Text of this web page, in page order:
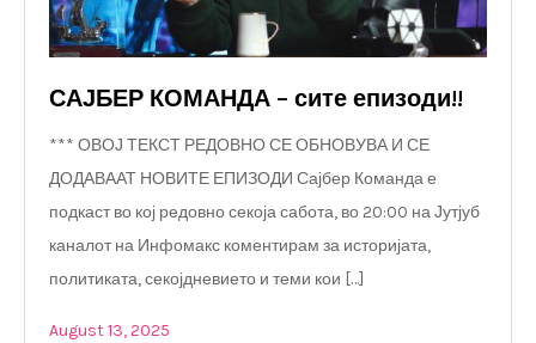
САЈБЕР КОМАНДА – сите епизоди!!
*** ОВОЈ ТЕКСТ РЕДОВНО СЕ ОБНОВУВА И СЕ
ДОДАВААТ НОВИТЕ ЕПИЗОДИ Сајбер Команда е
подкаст во кој редовно секоја сабота, во 20:00 на Јутјуб
каналот на Инфомакс коментирам за историјата,
политиката, секојдневието и теми кои […]
August 13, 2025